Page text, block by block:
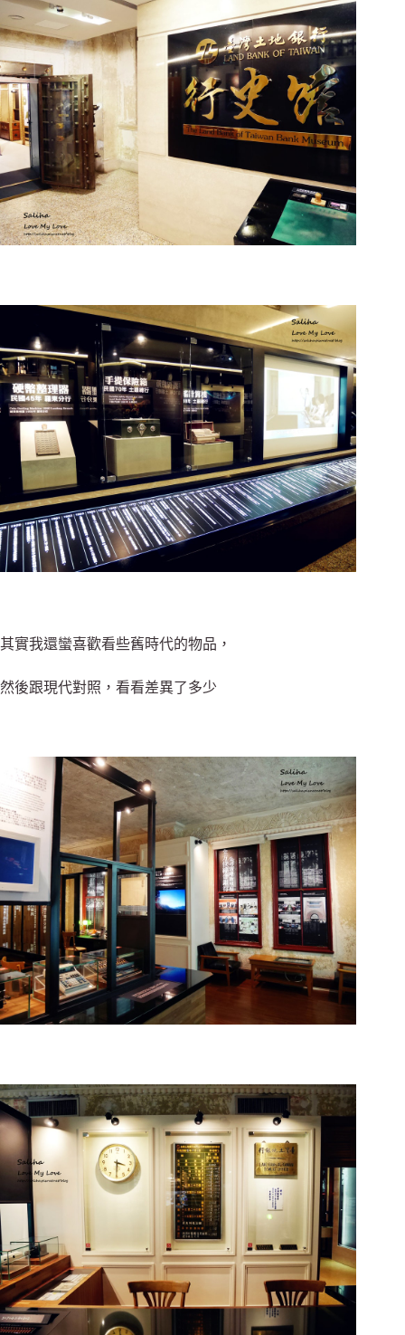
其實我還蠻喜歡看些舊時代的物品，
然後跟現代對照，看看差異了多少